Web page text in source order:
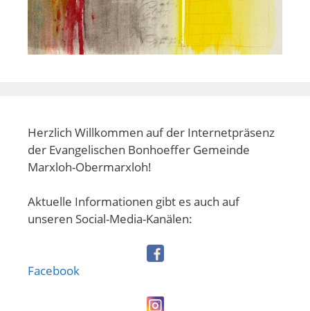
Herzlich Willkommen auf der Internetpräsenz
der Evangelischen Bonhoeffer Gemeinde
Marxloh-Obermarxloh!
Aktuelle Informationen gibt es auch auf
unseren Social-Media-Kanälen:
Facebook